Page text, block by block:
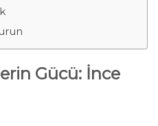
Gücü: İnce